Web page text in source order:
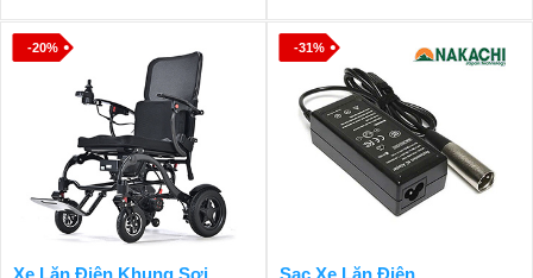
-20%
Xe Lăn Điện Khung Sợi
-31%
Sạc Xe Lăn Điện